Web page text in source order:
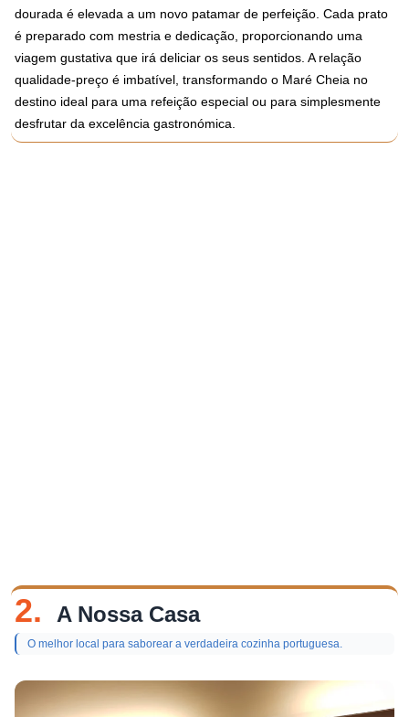
dourada é elevada a um novo patamar de perfeição. Cada prato
é preparado com mestria e dedicação, proporcionando uma
viagem gustativa que irá deliciar os seus sentidos. A relação
qualidade-preço é imbatível, transformando o Maré Cheia no
destino ideal para uma refeição especial ou para simplesmente
desfrutar da excelência gastronómica.
2. A Nossa Casa
O melhor local para saborear a verdadeira cozinha portuguesa.